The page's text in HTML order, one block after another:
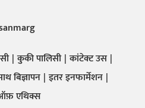
कुकी पालिसी कांटेक्ट उस
बिज्ञापन इतर इनफार्मेशन
एथिक्स